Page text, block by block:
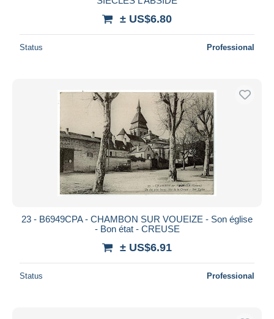
± US$6.80
Status Professional
23 - B6949CPA - CHAMBON SUR VOUEIZE - Son église
- Bon état - CREUSE
± US$6.91
Status Professional